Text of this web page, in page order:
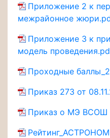
Приложение 2 к
межрайонное
Приложение 3 к
модель
Проходные
Приказ 273 от
Приказ о МЭ ВСОШ